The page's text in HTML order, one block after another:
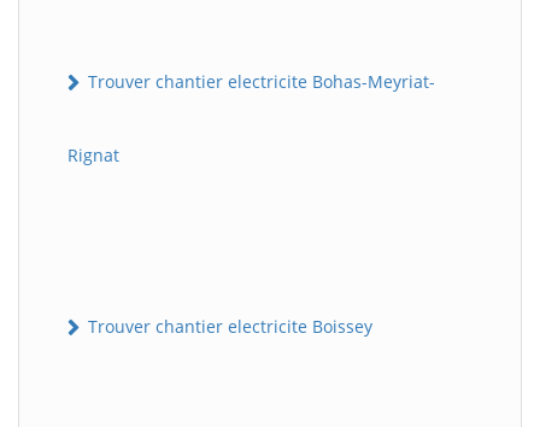
Trouver chantier electricite Bohas-Meyriat-
Rignat
Trouver chantier electricite Boissey